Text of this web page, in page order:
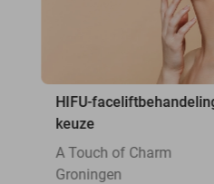
HIFU-
keuze
A Touch of Charm
Groningen